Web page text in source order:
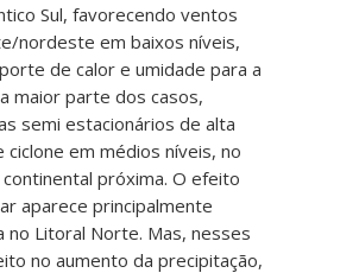
Sul, favorecendo ventos
nordeste em baixos níveis,
de calor e umidade para a
maior parte dos casos,
semi estacionários de alta
em médios níveis, no
próxima. O efeito
aparece principalmente
no Litoral Norte. Mas, nesses
no aumento da precipitação,